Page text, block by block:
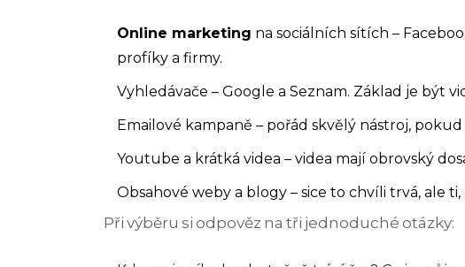
Online marketing na sociálních sítích –
profíky a firmy.
Vyhledávače – Google a Seznam. Základ je být
Emailové kampaně – pořád skvělý nástroj,
Youtube a krátká videa – videa mají obrovský
Obsahové weby a blogy – sice to chvíli trvá, ale
Při výběru si odpověz na tři jednoduché otázky: